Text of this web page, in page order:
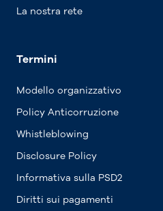
La nostra rete
Termini
Modello organizzativo
Policy Anticorruzione
Whistleblowing
Disclosure Policy
Informativa sulla PSD2
Diritti sui pagamenti